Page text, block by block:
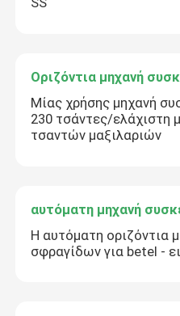
Οριζόντια μηχανή
Μίας χρήσης μηχανή
230 τσάντες/ελάχιστη
τσαντών μαξιλαριών
αυτόματη μηχανή
Η αυτόματη οριζόντια
σφραγίδων για betel -